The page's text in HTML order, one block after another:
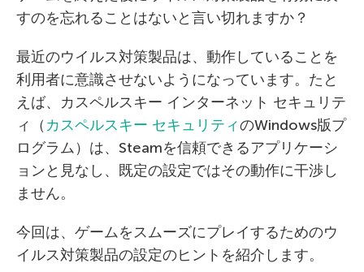
すのを忘れることはないと言い切れますか？
最近のウイルス対策製品は、動作していることを
利用者に意識させないようになっています。たと
えば、カスペルスキー インターネット セキュリテ
ィ（ カスペルスキー セキュリティのWindows版プ
ログラム）は、Steamを信頼できるアプリケーシ
ョンと見なし、既定の設定ではその動作に干渉し
ません。
今回は、ゲームをスムーズにプレイするためのウ
イルス対策製品の設定のヒントを紹介します。